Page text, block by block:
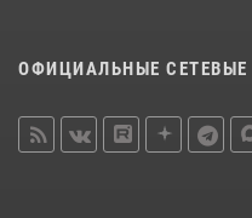
ОФИЦИАЛЬНЫЕ